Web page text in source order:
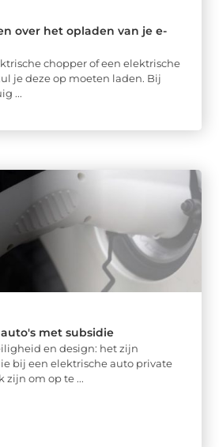
over het opladen van je e-
chopper of een elektrische
je deze op moeten laden. Bij
...
met subsidie
en design: het zijn
bij een elektrische auto private
zijn om op te ...